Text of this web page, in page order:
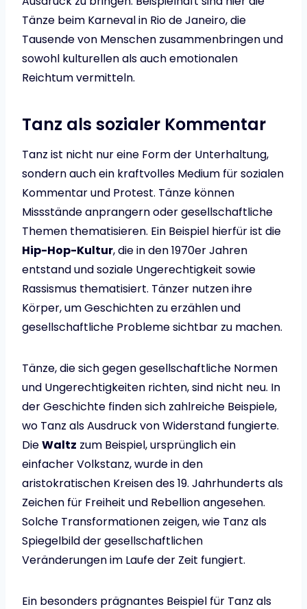
Tänze beim Karneval in Rio de Janeiro, die
Tausende von Menschen zusammenbringen und
sowohl kulturellen als auch emotionalen
Reichtum vermitteln.
Tanz als sozialer Kommentar
Tanz ist nicht nur eine Form der Unterhaltung,
sondern auch ein kraftvolles Medium für sozialen
Kommentar und Protest. Tänze können
Missstände anprangern oder gesellschaftliche
Themen thematisieren. Ein Beispiel hierfür ist die
Hip-Hop-Kultur, die in den 1970er Jahren
entstand und soziale Ungerechtigkeit sowie
Rassismus thematisiert. Tänzer nutzen ihre
Körper, um Geschichten zu erzählen und
gesellschaftliche Probleme sichtbar zu machen.
Tänze, die sich gegen gesellschaftliche Normen
und Ungerechtigkeiten richten, sind nicht neu. In
der Geschichte finden sich zahlreiche Beispiele,
wo Tanz als Ausdruck von Widerstand fungierte.
DieWaltz zum Beispiel, ursprünglich ein
einfacher Volkstanz, wurde in den
aristokratischen Kreisen des 19. Jahrhunderts als
Zeichen für Freiheit und Rebellion angesehen.
Solche Transformationen zeigen, wie Tanz als
Spiegelbild der gesellschaftlichen
Veränderungen im Laufe der Zeit fungiert.
Ein besonders prägnantes Beispiel für Tanz als